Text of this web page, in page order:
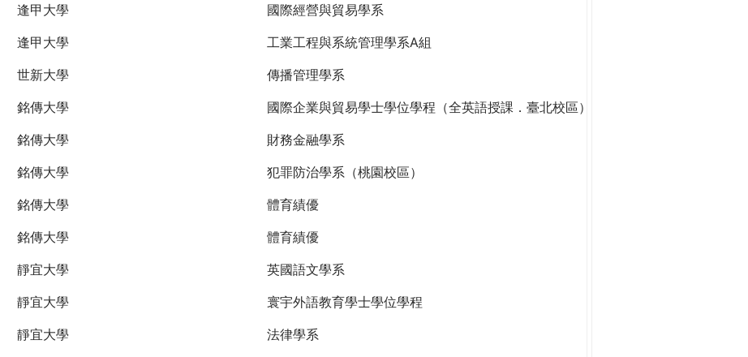
逢甲大學
國際經營與貿易學系
逢甲大學
工業工程與系統管理學系A組
世新大學
傳播管理學系
銘傳大學
國際企業與貿易學士學位學程（全英語授課．臺北校區）
銘傳大學
財務金融學系
銘傳大學
犯罪防治學系（桃園校區）
銘傳大學
體育績優
銘傳大學
體育績優
靜宜大學
英國語文學系
靜宜大學
寰宇外語教育學士學位學程
靜宜大學
法律學系